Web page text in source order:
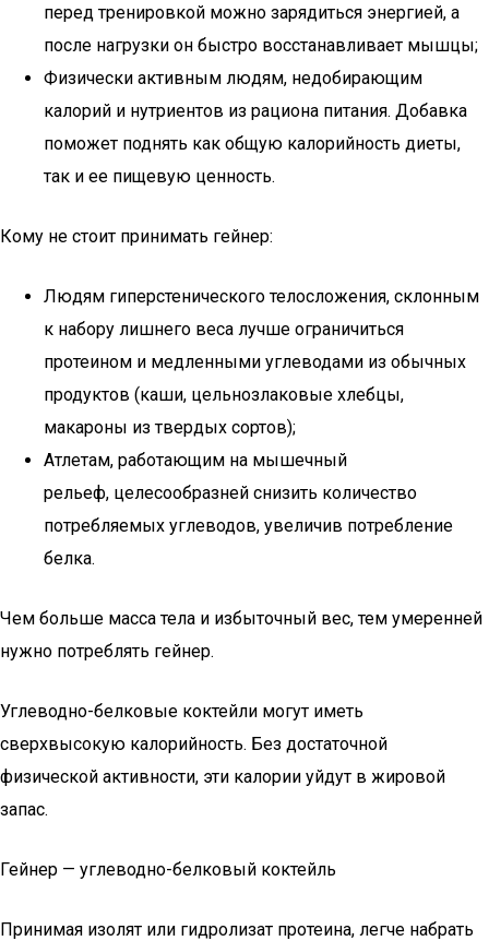
перед тренировкой можно зарядиться энергией, а
после нагрузки он быстро восстанавливает мышцы;
Физически активным людям, недобирающим
калорий и нутриентов из рациона питания. Добавка
поможет поднять как общую калорийность диеты,
так и ее пищевую ценность.
Кому не стоит принимать гейнер:
Людям гиперстенического телосложения, склонным
к набору лишнего веса лучше ограничиться
протеином и медленными углеводами из обычных
продуктов (каши, цельнозлаковые хлебцы,
макароны из твердых сортов);
Атлетам, работающим на мышечный
рельеф, целесообразней снизить количество
потребляемых углеводов, увеличив потребление
белка.
Чем больше масса тела и избыточный вес, тем умеренней
нужно потреблять гейнер.
Углеводно-белковые коктейли могут иметь
сверхвысокую калорийность. Без достаточной
физической активности, эти калории уйдут в жировой
запас.
Гейнер — углеводно-белковый коктейль
Принимая изолят или гидролизат протеина, легче набрать